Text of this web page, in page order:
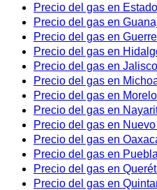
Precio del gas en
Precio del gas en
Precio del gas en
Precio del gas en
Precio del gas en Jalisco
Precio del gas en
Precio del gas en
Precio del gas en
Precio del gas en
Precio del gas en
Precio del gas en Puebla
Precio del gas en
Precio del gas en